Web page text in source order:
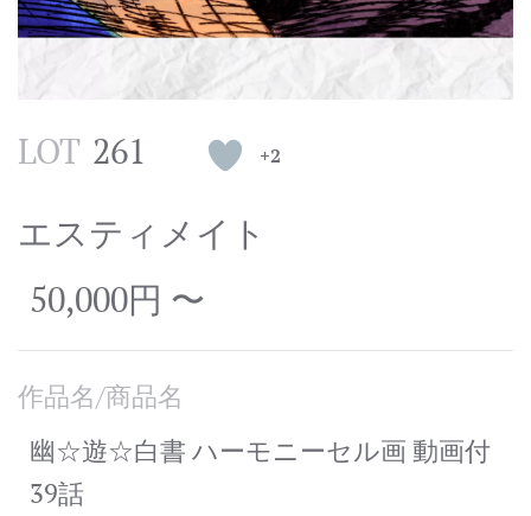
LOT 261 +2
エスティメイト
50,000円 〜
作品名/商品名
幽☆遊☆白書 ハーモニーセル画 動画付
39話